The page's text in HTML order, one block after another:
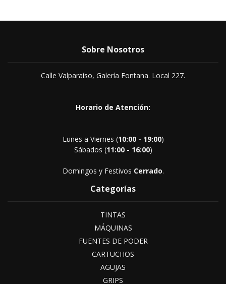
Sobre Nosotros
Calle Valparaíso, Galería Fontana. Local 227.
Horario de Atención:
Lunes a Viernes (10:00 - 19:00)
Sábados (11:00 - 16:00)
Domingos y Festivos Cerrado.
Categorías
TINTAS
MÁQUINAS
FUENTES DE PODER
CARTUCHOS
AGUJAS
GRIPS